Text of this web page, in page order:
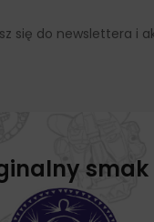
się do newslettera i
smak